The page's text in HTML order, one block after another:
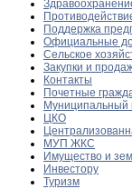
Поддержка
Официальные
Сельское
Закупки и
Контакты
Почетные
Муниципальный
ЦКО
МУП ЖКС
Имущество и
Инвестору
Туризм